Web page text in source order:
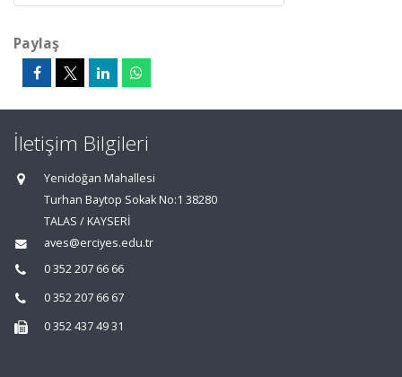
Paylaş
İletişim Bilgileri
Yenidoğan Mahallesi
Turhan Baytop Sokak No:1 38280
TALAS / KAYSERİ
aves@erciyes.edu.tr
0 352 207 66 66
0 352 207 66 67
0 352 437 49 31